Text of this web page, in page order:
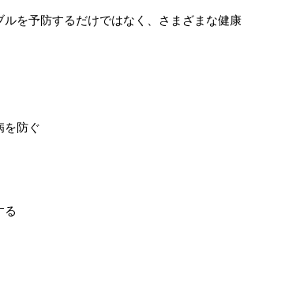
を予防するだけではなく、さまざまな健康
を防ぐ
る